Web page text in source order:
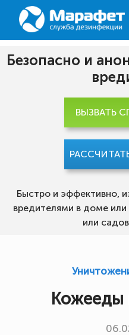
Безопасно и
Быстро и эффективно,
вредителями в доме или
или
ВЫЗВАТЬ
Кожееды